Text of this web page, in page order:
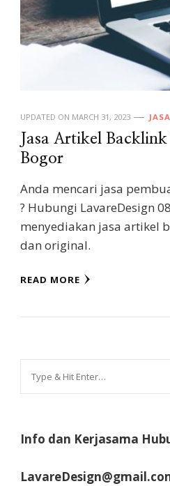
UPDATED ON MARCH 31, 2023 JASA
Jasa Artikel
Bogor
Anda mencari jasa
? Hubungi LavareDesign
menyediakan jasa artikel
dan original.
READ MORE
Info dan Kerjasama